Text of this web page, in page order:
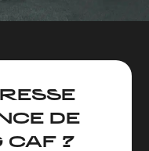
DE
CAF ?